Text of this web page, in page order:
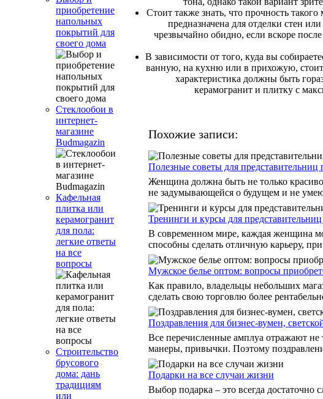
приобретение
напольных
покрытий для
своего дома
Стеклообои в
интернет-
магазине
Budmagazin
Кафельная
плитка или
керамогранит
для пола:
легкие ответы
на все
вопросы
Строительство
брусового
дома: дань
традициям
или
Стоит также знать, что прочность
предназначена для отделки стен
чрезвычайно обидно, если вскоре
В зависимости от того, куда вы
ванную, на кухню или в прихожую, стоит
характеристика должны быть
керамогранит и плитку с
Похожие записи:
Полезные советы для представительниц
Женщина должна быть не только
не задумывающейся о будущем и не
Тренинги и курсы для
В современном мире, каждая женщина
способны сделать отличную карьеру,
Мужское белье оптом: вопросы
Как правило, владельцы небольших
сделать свою торговлю более
Поздравления для бизнес-вумен,
Все перечисленные амплуа отражают
манеры, привычки. Поэтому
Подарки на все случаи жизни
Выбор подарка – это всегда достаточно